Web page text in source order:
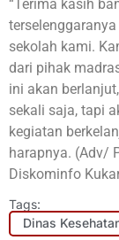
“Terima kasih
sekolah kami.
dari pihak
ini akan
sekali saja, tapi
kegiatan
harapnya. (Adv/
Diskominfo
Tags:
Dinas